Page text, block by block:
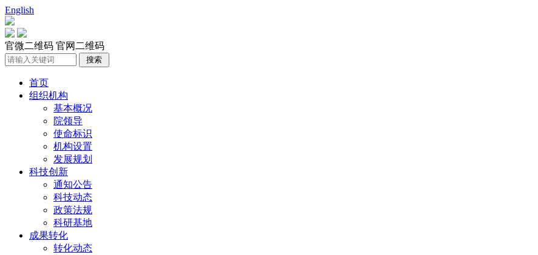
English
官微二维码 官网二维码
首页
组织机构
基本概况
院领导
使命标识
机构设置
发展规划
科技创新
通知公告
科技动态
政策法规
科研基地
成果转化
转化动态